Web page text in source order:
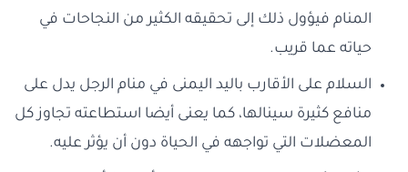
المنام فيؤول ذلك إلى تحقيقه الكثير من النجاحات في
حياته عما قريب.
السلام على الأقارب باليد اليمنى في منام الرجل يدل على
منافع كثيرة سينالها، كما يعنى أيضا استطاعته تجاوز كل
المعضلات التي تواجهه في الحياة دون أن يؤثر عليه.